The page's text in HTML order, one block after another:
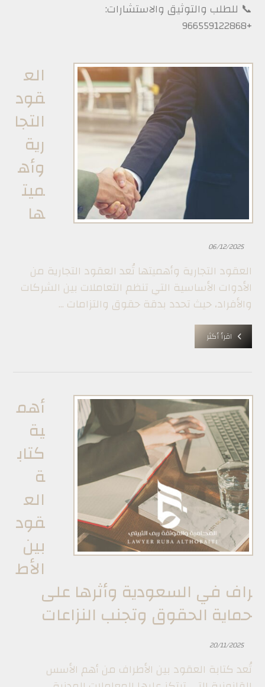
📞 للطلب والتوثيق والاستشارات:
+966559122868
‏الع
قود
التجا
رية
وأه
ميت
ها ‏
06/12/2025
العقود التجارية وأهميتها تُعد العقود التجارية من
الأدوات الأساسية التي تنظم التعاملات بين الشركات
والأفراد، حيث تحدد بدقة حقوق والتزامات ...
اقرأ أكثر
أهم
ية
كتاب
ة
الع
قود
بين
الأط
راف في السعودية وأثرها على
حماية الحقوق وتجنب النزاعات
20/11/2025
تُعد كتابة العقود بين الأطراف من أهم الأسس